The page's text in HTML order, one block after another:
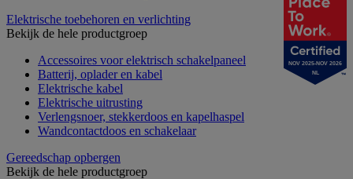
Elektrische toebehoren en verlichting
Bekijk de hele productgroep
Accessoires voor elektrisch schakelpaneel
Batterij, oplader en kabel
Elektrische kabel
Elektrische uitrusting
Verlengsnoer, stekkerdoos en kapelhaspel
Wandcontactdoos en schakelaar
Gereedschap opbergen
Bekijk de hele productgroep
NOV 2025-NOV 2026
NL